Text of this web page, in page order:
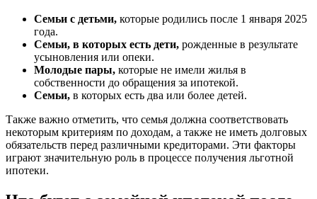
Семьи с детьми, которые родились после 1 января 2025
года.
Семьи, в которых есть дети, рожденные в результате
усыновления или опеки.
Молодые пары, которые не имели жилья в
собственности до обращения за ипотекой.
Семьи, в которых есть два или более детей.
Также важно отметить, что семья должна соответствовать
некоторым критериям по доходам, а также не иметь долговых
обязательств перед различными кредиторами. Эти факторы
играют значительную роль в процессе получения льготной
ипотеки.